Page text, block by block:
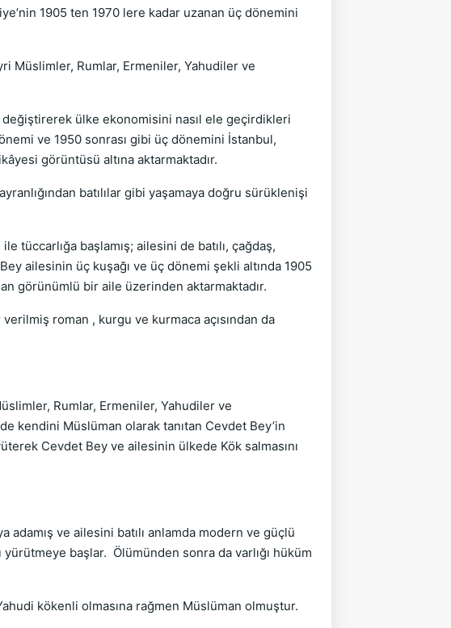
1905 ten 1970 lere kadar uzanan üç dönemini
Müslimler, Rumlar, Ermeniler, Yahudiler ve
değiştirerek ülke ekonomisini nasıl ele geçirdikleri
ve 1950 sonrası gibi üç dönemini İstanbul,
görüntüsü altına aktarmaktadır.
batılılar gibi yaşamaya doğru sürüklenişi
tüccarlığa başlamış; ailesini de batılı, çağdaş,
ailesinin üç kuşağı ve üç dönemi şekli altında 1905
görünümlü bir aile üzerinden aktarmaktadır.
roman , kurgu ve kurmaca açısından da
Rumlar, Ermeniler, Yahudiler ve
kendini Müslüman olarak tanıtan Cevdet Bey’in
Cevdet Bey ve ailesinin ülkede Kök salmasını
adamış ve ailesini batılı anlamda modern ve güçlü
başlar. Ölümünden sonra da varlığı hüküm
kökenli olmasına rağmen Müslüman olmuştur.